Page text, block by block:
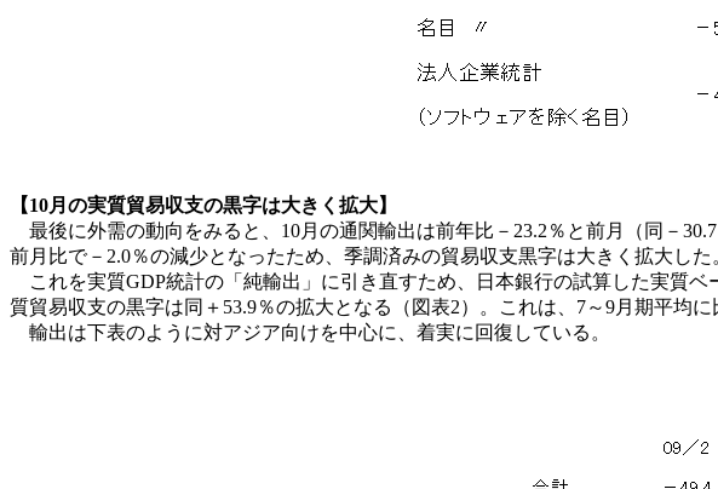
【10月の実質貿易収支の黒字は大きく拡大】
最後に外需の動向をみると、10月の通関輸出は前年比－23.2％と前月（同－
前月比で－2.0％の減少となったため、季調済みの貿易収支黒字は大きく拡大した
これを実質GDP統計の「純輸出」に引き直すため、日本銀行の試算した実質
質貿易収支の黒字は同＋53.9％の拡大となる（図表2）。これは、7～9月期平均に
輸出は下表のように対アジア向けを中心に、着実に回復している。